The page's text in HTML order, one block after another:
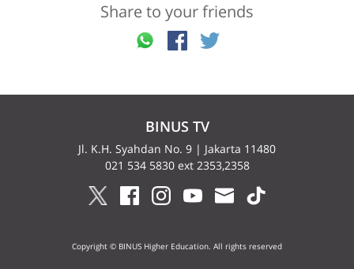
Share to your friends
BINUS TV
Jl. K.H. Syahdan No. 9 | Jakarta 11480
021 534 5830 ext 2353,2358
Copyright © BINUS Higher Education. All rights reserved